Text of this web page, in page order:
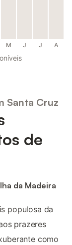
M J J A
Santa Cruz
de
da Madeira
populosa da
prazeres
como